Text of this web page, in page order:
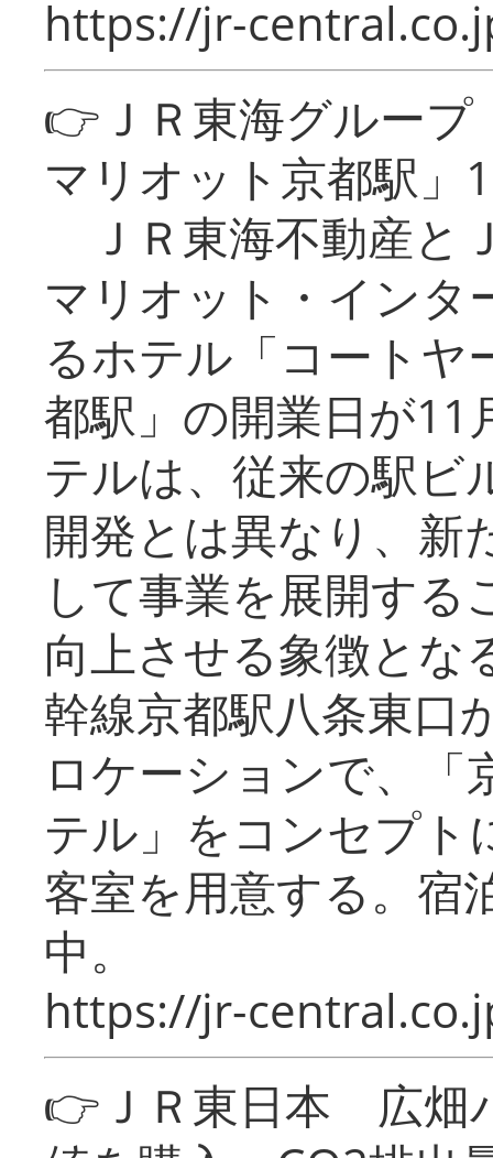
https://jr-
👉ＪＲ東海グルー
マリオット京都駅」
ＪＲ東海不動産と
マリオット・インタ
るホテル「コートヤ
都駅」の開業日が11
テルは、従来の駅ビ
開発とは異なり、新
して事業を展開する
向上させる象徴とな
幹線京都駅八条東口
ロケーションで、「
テル」をコンセプト
客室を用意する。宿
中。
https://jr-
👉ＪＲ東日本 広畑